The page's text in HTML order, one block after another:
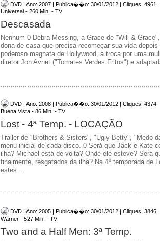
DVD | Ano: 2007 | Publica��o: 30/01/2012 | Cliques: 4961
Universal - 260 Min. - TV
Descasada
Nenhum 0 Debra Messing, a Grace de "Will &
dona-de-casa que precisa recomeçar sua vida
poderoso magnata de Hollywood, a troca por uma
diretor Jon Avnet ("Tomates Verdes Fritos") e
DVD | Ano: 2008 | Publica��o: 30/01/2012 | Cliques: 4374
Buena Vista - 86 Min. - TV
Lost - 4ª Temp. - LOCAÇÃO
Trailer de "Brothers & Sisters", "Ugly Betty", "Medo
menu inicial de cada disco. 0 Será que Jack e Kate
ilha? Michael está de volta? Onde ele esteve? Será
finalmente, resgatados da ilha? Na 4º temporada de
estes ...
DVD | Ano: 2005 | Publica��o: 30/01/2012 | Cliques: 3846
Warner - 527 Min. - TV
Two and a Half Men: 3ª Temp.